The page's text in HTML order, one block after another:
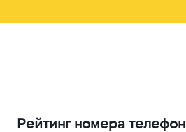
Рейтинг номера